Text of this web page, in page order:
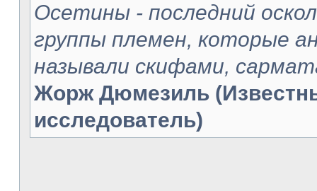
Oсетины - последний
группы племен, которые
называли скифами,
Жорж Дюмезиль
исследователь)